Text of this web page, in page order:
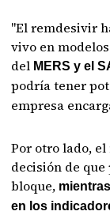
"El remdesivir
vivo en
del MERS y el
podría tener
empresa
Por otro lado,
decisión de
bloque,
en los